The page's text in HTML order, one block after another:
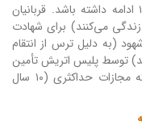
قرار است جلسات استماع شهود تا ۹ تیر ۱۴۰۵ ادامه داشته باشد. قربانیان
می‌کنند) برای شهادت
(به دلیل ترس از انتقام
توسط پلیس اتریش تأمین
می‌شود. وکلای شاکیان از دادگاه خواسته‌اند که مجازات حداکثری (۱۰ سال